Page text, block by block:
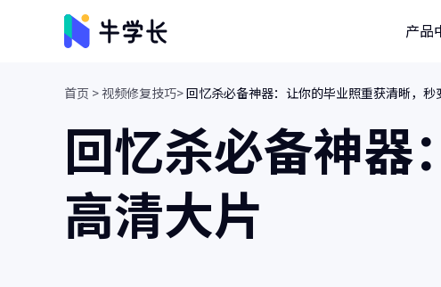
产品
视频创意
牛小影
画质增强/视频修复/AI视频抠像
牛学长转码大师
视频、音频格式转换/人声分离
首页 >视频修复技巧>回忆杀必备神器：让你的毕业照重获清晰，秒
回忆杀必备神器
高清大片